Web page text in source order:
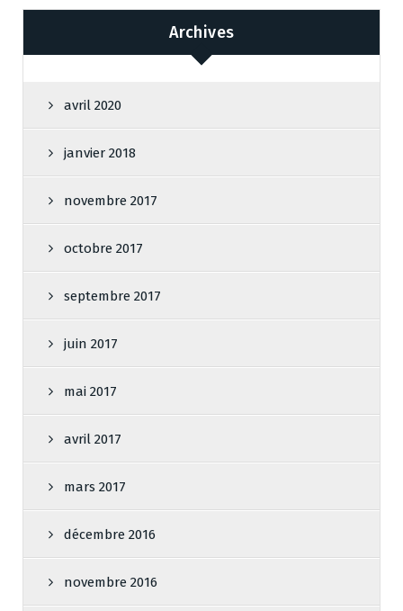
Archives
avril 2020
janvier 2018
novembre 2017
octobre 2017
septembre 2017
juin 2017
mai 2017
avril 2017
mars 2017
décembre 2016
novembre 2016